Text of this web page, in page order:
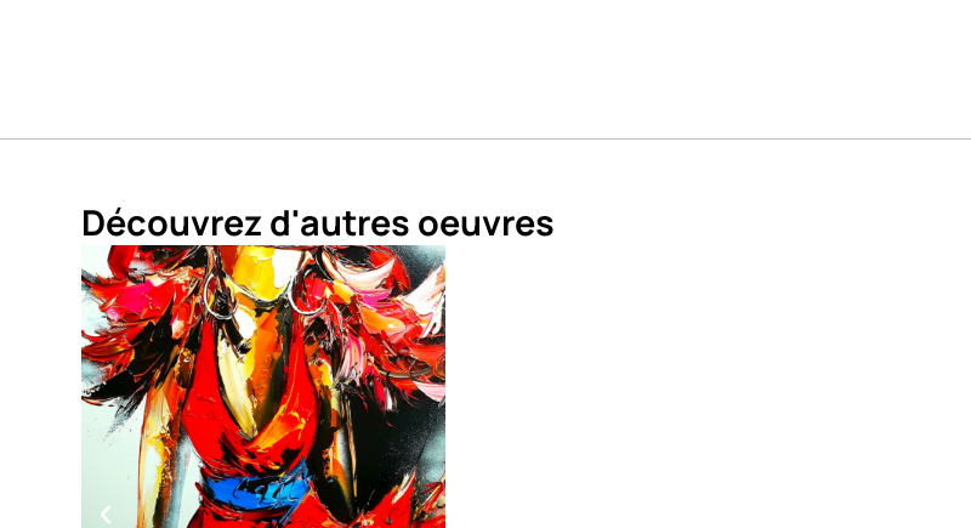
The Crown 62 Small Antoine Savolainen –
The Crown 62 Small Antoine Savolainenhttps://art-et-
culture.ch/categorie-produit/artiste-peintre-contemporain-
suisse/antoine-savolainen/, la lumière semble jaillir de l’animal lui-
même. Les couleurs vibrantes se fragmentent comme une couronne
rayonnante. L’œuvre évoque la nature exaltée, transformée en
vision presque mythique.
Le contraste entre les tonalités chaudes et froides crée une tension
spectaculaire. L’oiseau apparaît noble et fragile à la fois. Cette
dualité confère àThe Crown 62 Small Antoine Savolainen
profondeur symbolique rare.
Découvrez d'autres oeuvres